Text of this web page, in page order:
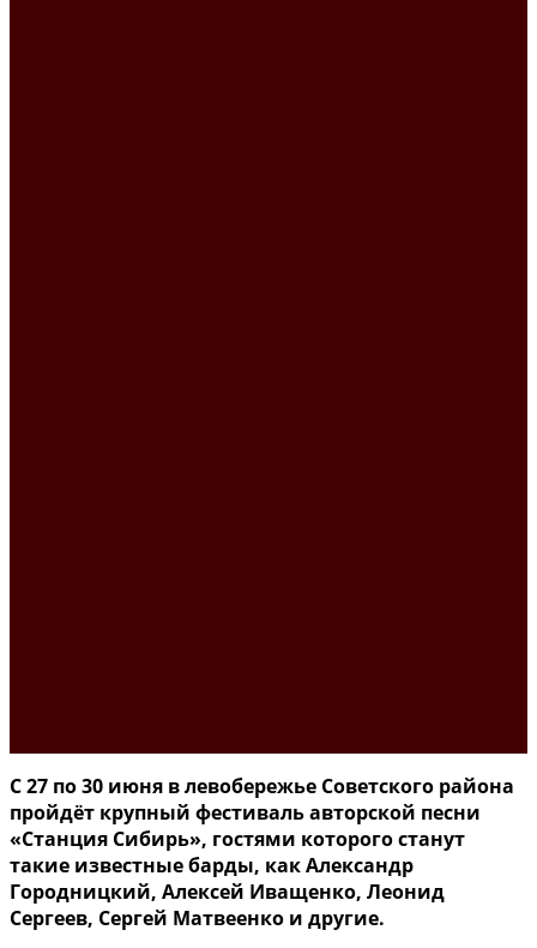
С 27 по 30 июня в левобережье Советского района
пройдёт крупный фестиваль авторской песни
«Станция Сибирь», гостями которого станут
такие известные барды, как Александр
Городницкий, Алексей Иващенко, Леонид
Сергеев, Сергей Матвеенко и другие.